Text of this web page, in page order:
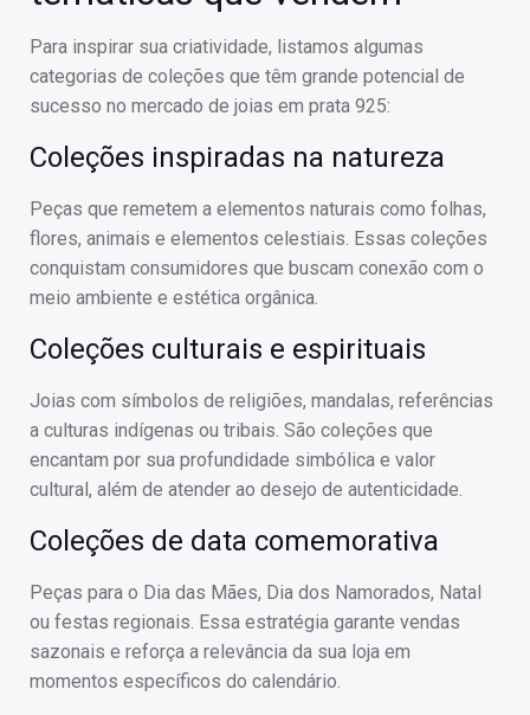
Para inspirar sua criatividade, listamos algumas
categorias de coleções que têm grande potencial de
sucesso no mercado de joias em prata 925:
Coleções inspiradas na natureza
Peças que remetem a elementos naturais como folhas,
flores, animais e elementos celestiais. Essas coleções
conquistam consumidores que buscam conexão com o
meio ambiente e estética orgânica.
Coleções culturais e espirituais
Joias com símbolos de religiões, mandalas, referências
a culturas indígenas ou tribais. São coleções que
encantam por sua profundidade simbólica e valor
cultural, além de atender ao desejo de autenticidade.
Coleções de data comemorativa
Peças para o Dia das Mães, Dia dos Namorados, Natal
ou festas regionais. Essa estratégia garante vendas
sazonais e reforça a relevância da sua loja em
momentos específicos do calendário.